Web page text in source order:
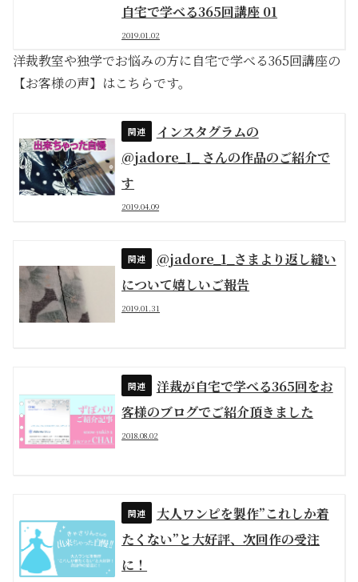
自宅で学べる365回講座 01
2019.01.02
洋裁教室や独学でお悩みの方に自宅で学べる365回講座の
【お客様の声】はこちらです。
インスタグラムの
@jadore_1_ さんの作品のご紹介で
す
2019.04.09
@jadore_1_さまより返し縫い
について嬉しいご報告
2019.01.31
洋裁が自宅で学べる365回をお
客様のブログでご紹介頂きました
2018.08.02
大人ワンピを製作”これしか着
たくない”と大好評、次回作の受注
に！